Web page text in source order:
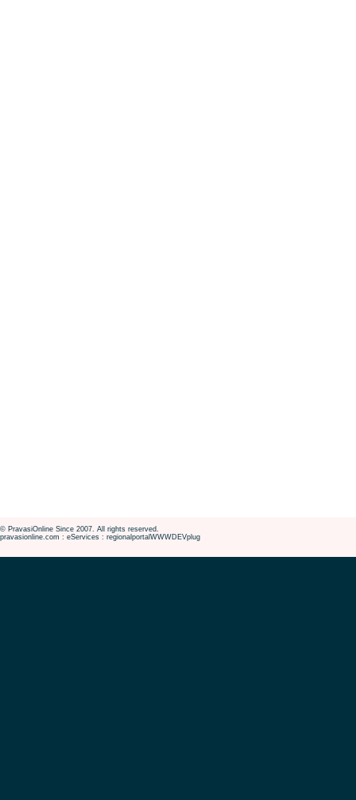
© PravasiOnline Since 2007. All rights reserved.
pravasionline.com : eServices : regionalportalWWWDEVplug